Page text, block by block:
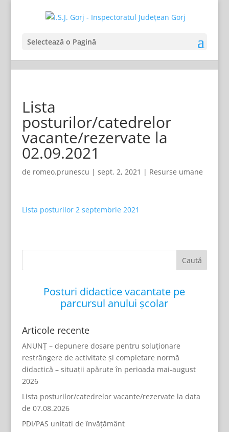
Selectează o Pagină
Lista
posturilor/catedrelor
vacante/rezervate la
02.09.2021
de romeo.prunescu | sept. 2, 2021 | Resurse umane
Lista posturilor 2 septembrie 2021
Posturi didactice vacantate pe
parcursul anului școlar
Articole recente
ANUNȚ – depunere dosare pentru soluționare
restrângere de activitate și completare normă
didactică – situații apărute în perioada mai-august
2026
Lista posturilor/catedrelor vacante/rezervate la data
de 07.08.2026
PDI/PAS unitati de învățământ